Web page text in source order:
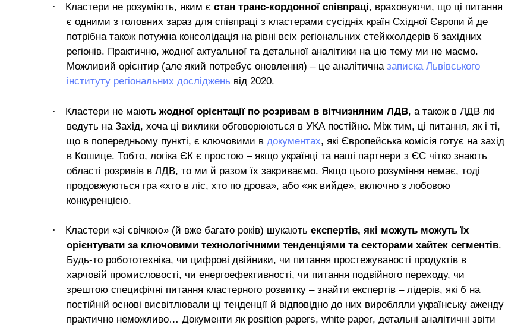
· Кластери не розуміють, яким є стан транс-кордонної співпраці, враховуючи, що ці питання
є одними з головних зараз для співпраці з кластерами сусідніх країн Східної Європи й де
потрібна також потужна консолідація на рівні всіх регіональних стейкхолдерів 6 західних
регіонів. Практично, жодної актуальної та детальної аналітики на цю тему ми не маємо.
Можливий орієнтир (але який потребує оновлення) – це аналітична записка Львівського
інституту регіональних досліджень від 2020.
· Кластери не мають жодної орієнтації по розривам в вітчизняним ЛДВ, а також в ЛДВ які
ведуть на Захід, хоча ці виклики обговорюються в УКА постійно. Між тим, ці питання, як і ті,
що в попередньому пункті, є ключовими в документах, які Європейська комісія готує на захід
в Кошице. Тобто, логіка ЄК є простою – якщо українці та наші партнери з ЄС чітко знають
області розривів в ЛДВ, то ми й разом їх закриваємо. Якщо цього розуміння немає, тоді
продовжуються гра «хто в ліс, хто по дрова», або «як вийде», включно з лобовою
конкуренцією.
· Кластери «зі свічкою» (й вже багато років) шукають експертів, які можуть можуть їх
орієнтувати за ключовими технологічними тенденціями та секторами хайтек сегментів.
Будь-то робототехніка, чи цифрові двійники, чи питання простежуваності продуктів в
харчовій промисловості, чи енергоефективності, чи питання подвійного переходу, чи
зрештою специфічні питання кластерного розвитку – знайти експертів – лідерів, які б на
постійній основі висвітлювали ці тенденції й відповідно до них виробляли українську аженду
практично неможливо… Документи як position papers, white paper, детальні аналітичні звіти